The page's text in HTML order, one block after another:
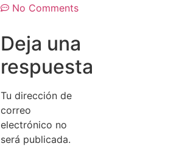
No Comments
Deja una
respuesta
Tu dirección de
correo
electrónico no
será publicada.